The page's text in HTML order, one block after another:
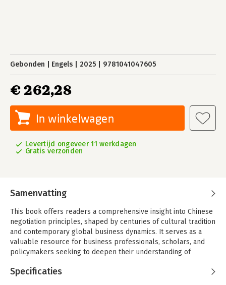
Gebonden Engels 2025 9781041047605
€ 262,28
In winkelwagen
Levertijd ongeveer 11 werkdagen
Gratis verzonden
Samenvatting
This book offers readers a comprehensive insight into Chinese
negotiation principles, shaped by centuries of cultural tradition
and contemporary global business dynamics. It serves as a
valuable resource for business professionals, scholars, and
policymakers seeking to deepen their understanding of
Specificaties